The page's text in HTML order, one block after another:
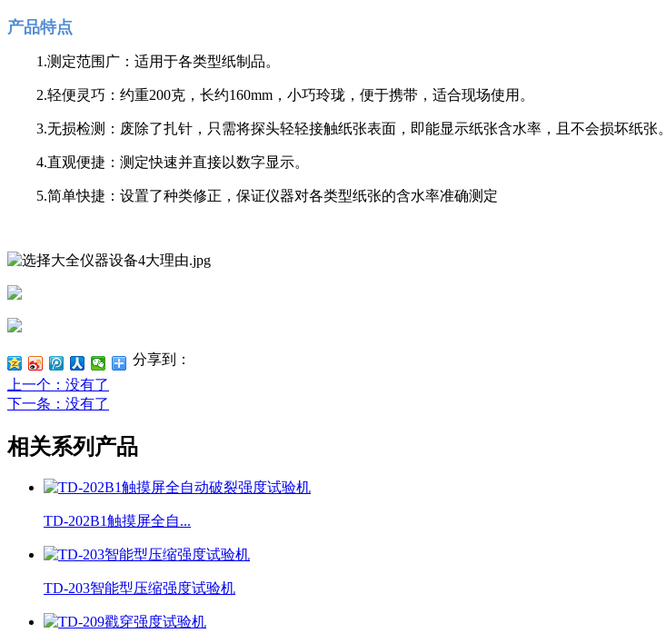
产品特点
1.测定范围广：适用于各类型纸制品。
2.轻便灵巧：约重200克，长约160mm，小巧玲珑，便于携带，适合现场使用。
3.无损检测：废除了扎针，只需将探头轻轻接触纸张表面，即能显示纸张含水率，且不会损坏纸张。
4.直观便捷：测定快速并直接以数字显示。
5.简单快捷：设置了种类修正，保证仪器对各类型纸张的含水率准确测定
分享到：
上一个 ：没有了
下一条 ：没有了
相关系列产品
TD-202B1触摸屏全自...
TD-203智能型压缩强度试验机